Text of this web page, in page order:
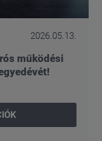
2026.05.13.
működési